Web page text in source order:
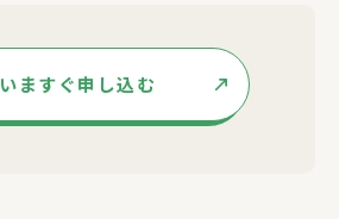
いますぐ申し込む